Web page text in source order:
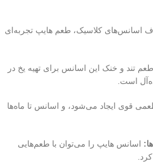
اسانس‌های کلاسیک، طعم هایپ تجربه‌ای
طعم تند و خنک این اسانس برای تهیه یخ در
است.
قوی ایجاد می‌شود، و اسانس تا ماه‌ها
اسانس هایپ را می‌توان با طعم‌هایی